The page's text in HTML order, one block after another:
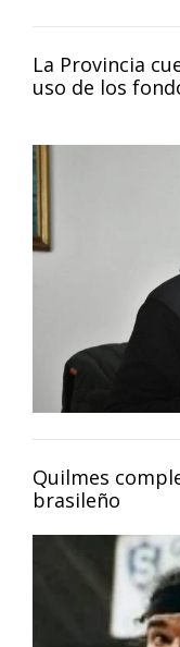
La Provincia
uso de los
Quilmes
brasileño